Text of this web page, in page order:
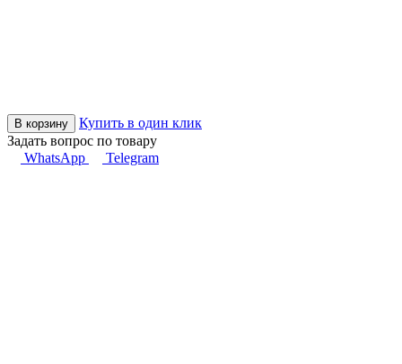
В корзину
Купить в один клик
Задать вопрос по товару
WhatsApp
Telegram